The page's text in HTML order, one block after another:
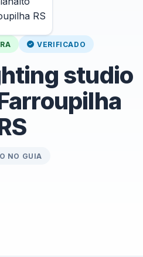
VERIFICADO
studio
NO GUIA